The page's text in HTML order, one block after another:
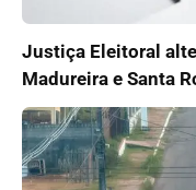
Justiça Eleitoral
Madureira e Santa